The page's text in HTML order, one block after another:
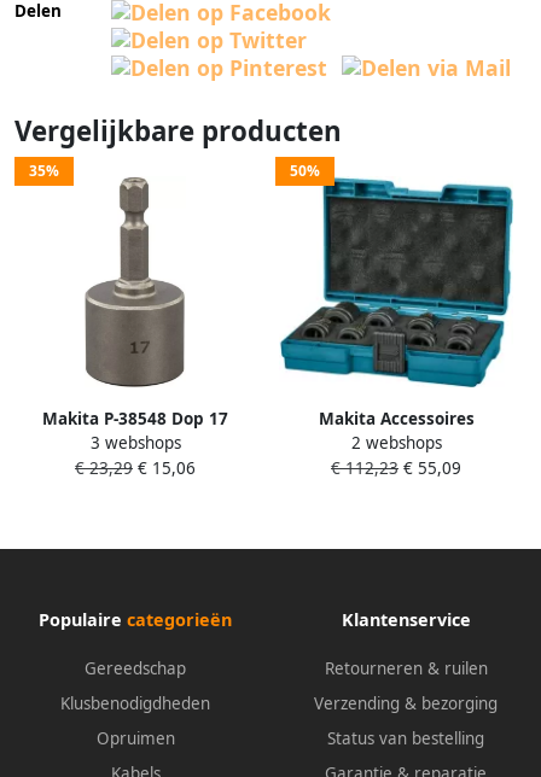
Delen
Vergelijkbare producten
35%
Makita P-38548 Dop 17
0x55mm 1 4" ZK Vorm E |
Mtools
3 webshops
€ 23,29 € 15,06
50%
Makita Accessoires
Krachtdoppenset Impact
Black 1 2” 9-delig E-16570
2 webshops
€ 112,23 € 55,09
Populaire categorieën
Gereedschap
Klusbenodigdheden
Opruimen
Klantenservice
Retourneren & ruilen
Verzending & bezorging
Status van bestelling